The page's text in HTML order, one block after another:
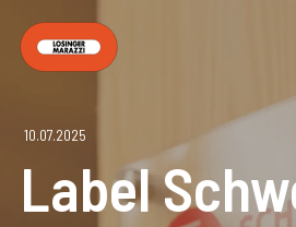
10.07.2025
Label